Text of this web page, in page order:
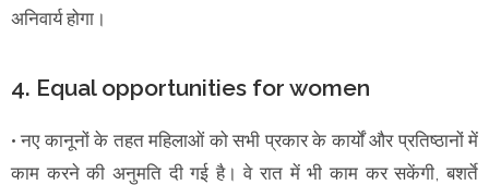
अनिवार्य होगा।
4. Equal opportunities for women
• नए कानूनों के तहत महिलाओं को सभी प्रकार के कार्यों और प्रतिष्ठानों में
काम करने की अनुमति दी गई है। वे रात में भी काम कर सकेंगी, बशर्ते